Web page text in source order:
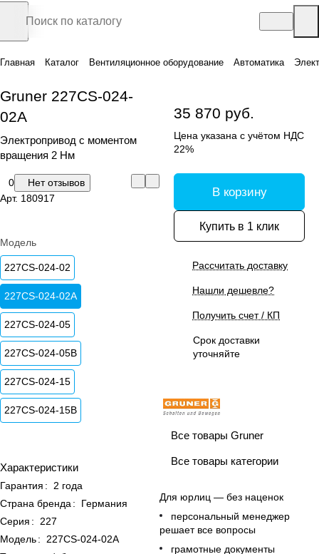
Главная Каталог Вентиляционное оборудование Автоматика
Gruner 227CS-024-
02A
Электропривод с моментом
вращения 2 Нм
0
Нет отзывов
Арт. 180917
Модель
227CS-024-02
227CS-024-02A
227CS-024-05
227CS-024-05B
227CS-024-15
227CS-024-15B
Характеристики
Гарантия :
2 года
Страна бренда :
Германия
Серия :
227
Модель:
227CS-024-02A
35 870 руб.
Цена указана с учётом НДС
22%
В корзину
Купить в 1 клик
Рассчитать доставку
Нашли дешевле?
Получить счет / КП
Срок доставки
уточняйте
Все товары Gruner
Все товары категории
Для юрлиц — без наценок
персональный менеджер
решает все вопросы
грамотные документы